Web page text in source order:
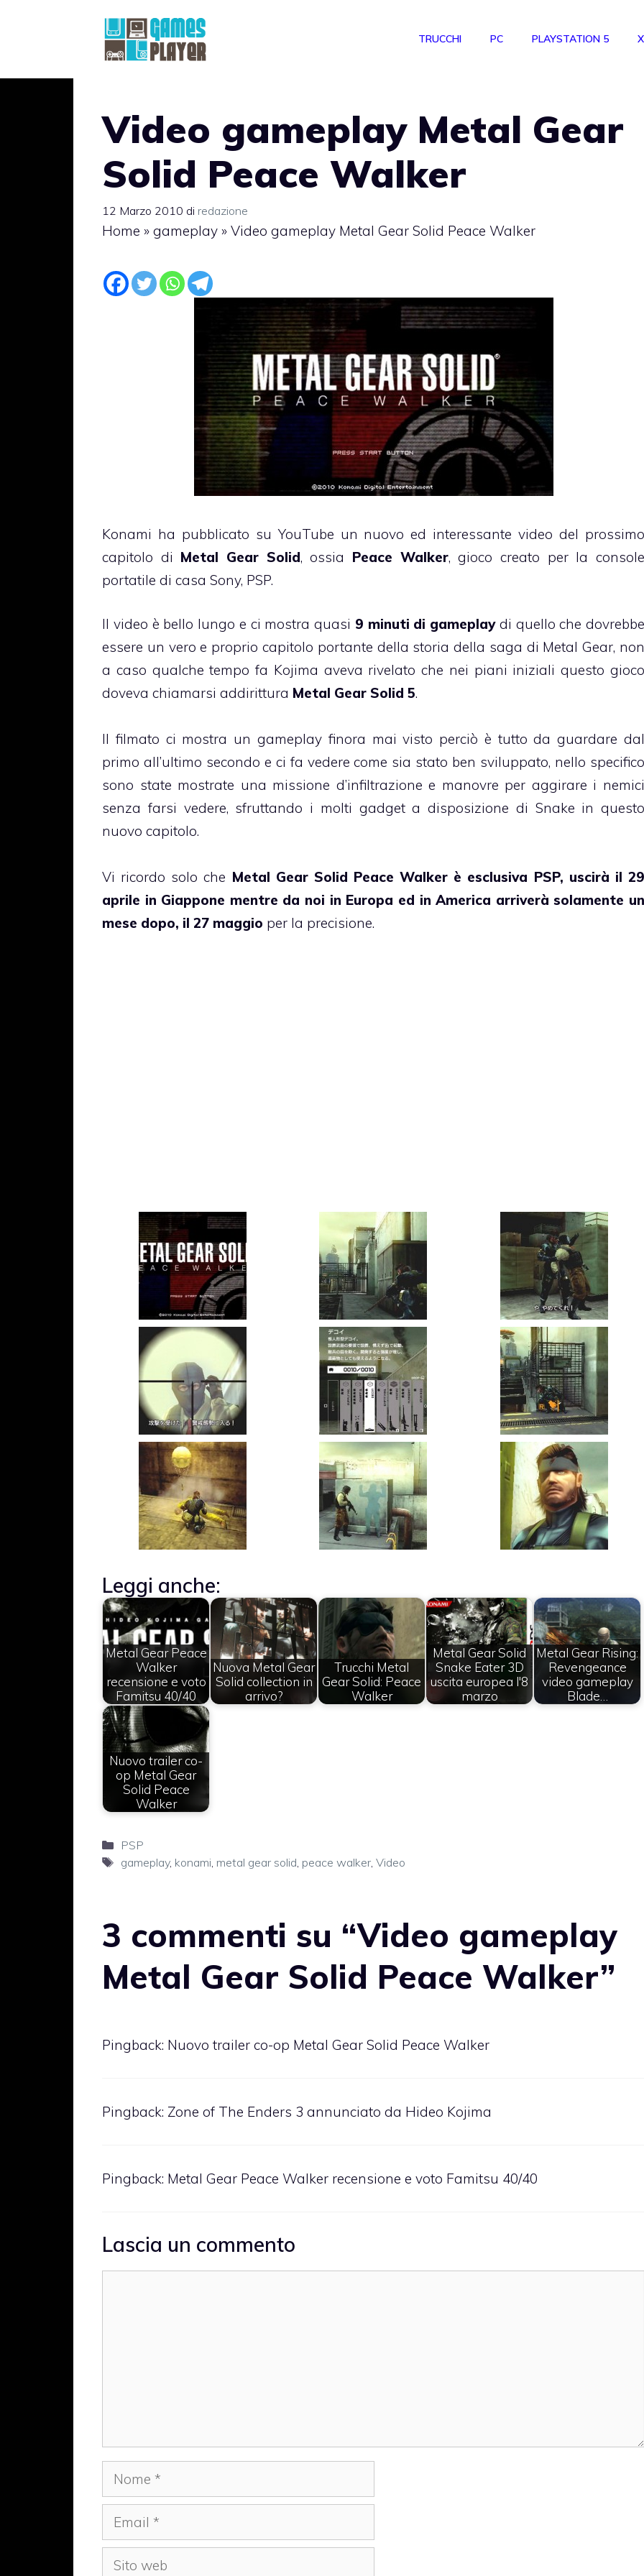
TRUCCHI PC PLAYSTATION 5
Video gameplay Metal Gear
Solid Peace Walker
12 Marzo 2010 di redazione
Home » gameplay » Video gameplay Metal Gear Solid Peace Walker
Konami ha pubblicato su YouTube un nuovo ed interessante video del prossimo
capitolo di Metal Gear Solid, ossia Peace Walker, gioco creato per la console
portatile di casa Sony, PSP.
Il video è bello lungo e ci mostra quasi 9 minuti di gameplaydi quello che dovrebbe
essere un vero e proprio capitolo portante della storia della saga di Metal Gear, non
a caso qualche tempo fa Kojima aveva rivelato che nei piani iniziali questo gioco
doveva chiamarsi addirittura Metal Gear Solid 5.
Il filmato ci mostra un gameplay finora mai visto perciò è tutto da guardare dal
primo all’ultimo secondo e ci fa vedere come sia stato ben sviluppato, nello specifico
sono state mostrate una missione d’infiltrazione e manovre per aggirare i nemici
senza farsi vedere, sfruttando i molti gadget a disposizione di Snake in questo
nuovo capitolo.
Vi ricordo solo che Metal Gear Solid Peace Walker è esclusiva PSP, uscirà il 29
aprile in Giappone mentre da noi in Europa ed in America arriverà solamente un
mese dopo, il 27 maggio per la precisione.
Leggi anche:
Metal Gear Peace
Walker
recensione e voto
Famitsu 40/40
Nuova Metal Gear
Solid collection in
arrivo?
Trucchi Metal
Gear Solid: Peace
Walker
Metal Gear Solid
Snake Eater 3D
uscita europea l'8
marzo
Metal Gear Rising:
Revengeance
video gameplay
Blade…
Nuovo trailer co-
op Metal Gear
Solid Peace
Walker
Categorie
PSP
Tag
gameplay, konami metal gear solid peace walker, Video
3 commenti su “Video gameplay
Metal Gear Solid Peace Walker”
Pingback: Nuovo trailer co-op Metal Gear Solid Peace Walker
Pingback: Zone of The Enders 3 annunciato da Hideo Kojima
Pingback: Metal Gear Peace Walker recensione e voto Famitsu 40/40
Lascia un commento
Nome
Email
Sito